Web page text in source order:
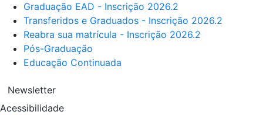
Graduação EAD - Inscrição 2026.2
Transferidos e Graduados - Inscrição 2026.2
Reabra sua matrícula - Inscrição 2026.2
Pós-Graduação
Educação Continuada
Newsletter
Acessibilidade